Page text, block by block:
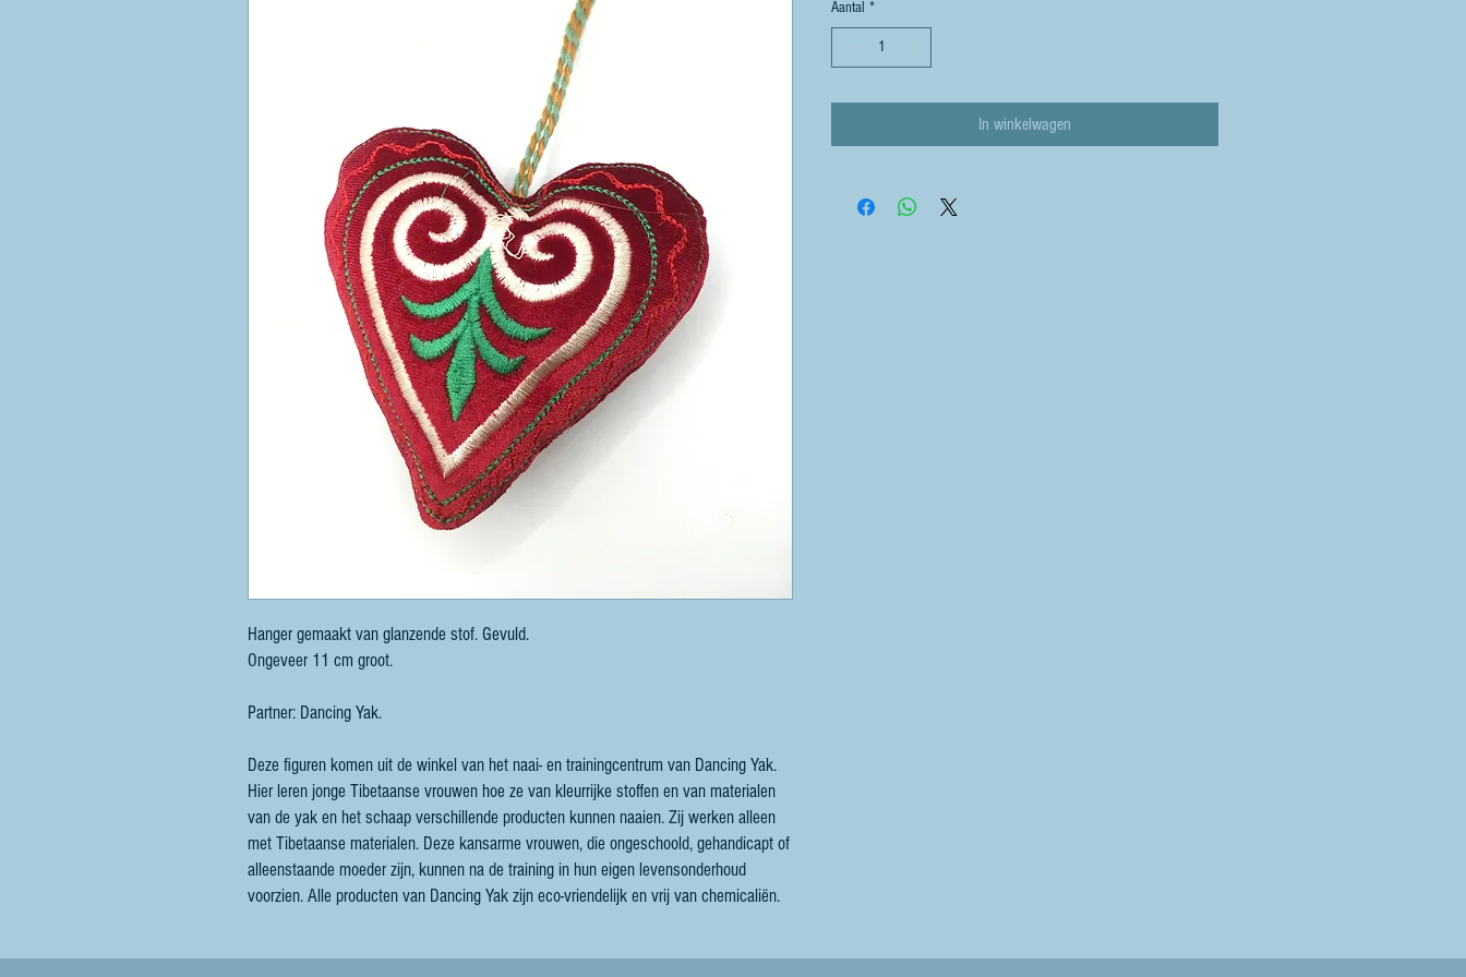
Hanger gemaakt van glanzende stof. Gevuld.
Ongeveer 11 cm groot.
Partner: Dancing Yak.
Deze figuren komen uit de winkel van het naai- en trainingcentrum van Dancing Yak.
Hier leren jonge Tibetaanse vrouwen hoe ze van kleurrijke stoffen en van materialen
van de yak en het schaap verschillende producten kunnen naaien. Zij werken alleen
met Tibetaanse materialen. Deze kansarme vrouwen, die ongeschoold, gehandicapt of
alleenstaande moeder zijn, kunnen na de training in hun eigen levensonderhoud
voorzien. Alle producten van Dancing Yak zijn eco-vriendelijk en vrij van chemicaliën.
Aantal *
In winkelwagen